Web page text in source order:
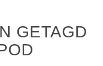
GETAGD